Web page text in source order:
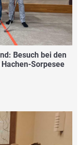
Besuch bei den
Sorpesee